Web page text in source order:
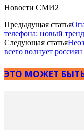
Новости СМИ2
Предыдущая статья
телефона: новый
Следующая статья
всего волнует россиян
ЭТО МОЖЕТ